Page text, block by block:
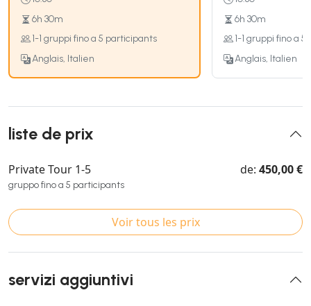
6h 30m
1-1 gruppi fino a 5 participants
Anglais, Italien
6h 30m
1-1 gruppi fino a
Anglais, Italien
liste de prix
Private Tour 1-5
gruppo fino a 5 participants
de: 450,00 €
Voir tous les prix
servizi aggiuntivi